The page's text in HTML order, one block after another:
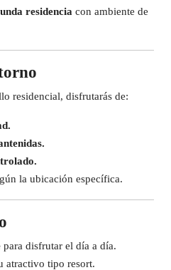
residencia con ambiente de
residencial, disfrutarás de:
la ubicación específica.
para disfrutar el día a día.
atractivo tipo resort.